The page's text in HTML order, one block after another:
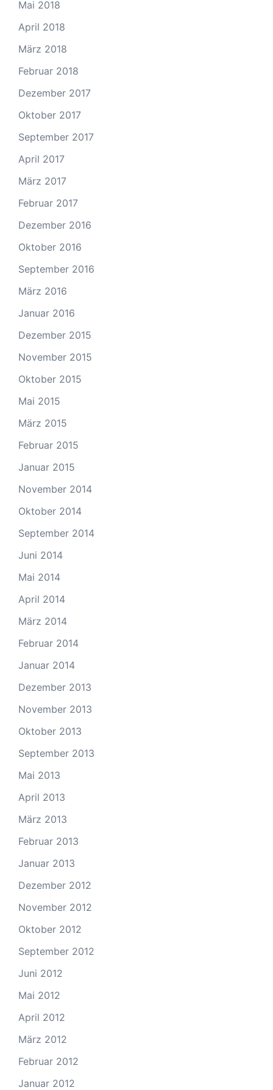
Mai 2018
April 2018
März 2018
Februar 2018
Dezember 2017
Oktober 2017
September 2017
April 2017
März 2017
Februar 2017
Dezember 2016
Oktober 2016
September 2016
März 2016
Januar 2016
Dezember 2015
November 2015
Oktober 2015
Mai 2015
März 2015
Februar 2015
Januar 2015
November 2014
Oktober 2014
September 2014
Juni 2014
Mai 2014
April 2014
März 2014
Februar 2014
Januar 2014
Dezember 2013
November 2013
Oktober 2013
September 2013
Mai 2013
April 2013
März 2013
Februar 2013
Januar 2013
Dezember 2012
November 2012
Oktober 2012
September 2012
Juni 2012
Mai 2012
April 2012
März 2012
Februar 2012
Januar 2012